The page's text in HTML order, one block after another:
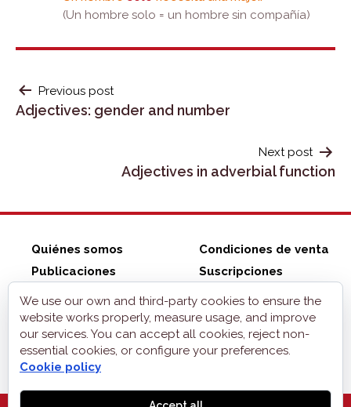
(Un hombre solo = un hombre sin compañía)
POST
NAVIGATION
Previous post
Adjectives: gender and number
Next post
Adjectives in adverbial function
Quiénes somos
Publicaciones
ZonaELE shop
Condiciones de venta
Suscripciones
Contacto
Aviso legal
Privacidad
Cookies
We use our own and third-party cookies to ensure the
website works properly, measure usage, and improve
our services. You can accept all cookies, reject non-
essential cookies, or configure your preferences.
Cookie policy